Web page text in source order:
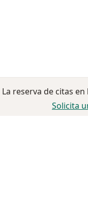
La reserva de citas
Solicita